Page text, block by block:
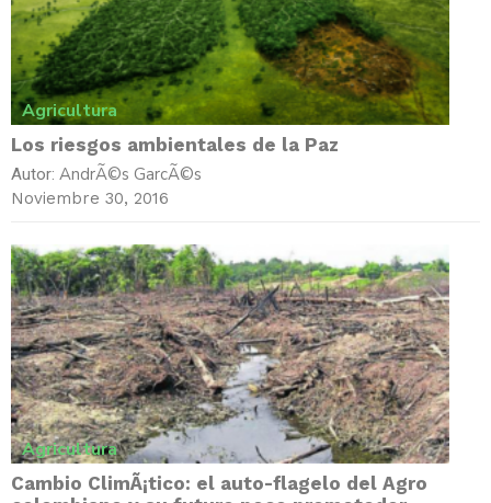
Agricultura
Los riesgos ambientales de la Paz
Autor: AndrÃ©s GarcÃ©s
Noviembre 30, 2016
Agricultura
Cambio ClimÃ¡tico: el auto-flagelo del Agro